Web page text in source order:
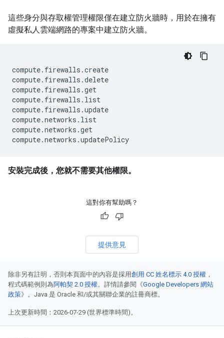
這些身分與存取權管理權限僅在建立防火牆時，用於在擁有
虛擬私人雲端網路的專案中建立防火牆。
compute.firewalls.create
compute.firewalls.delete
compute.firewalls.get
compute.firewalls.list
compute.firewalls.update
compute.networks.list
compute.networks.get
安裝完成後，您就不需要其他權限。
這對你有幫助嗎？
提供意見
除非另有註明，否則本頁面中的內容是採用創用 CC 姓名標示 4.0 授權 ，
程式碼範例則為阿帕契 2.0 授權。詳情請參閱《Google Developers 網站
政策》。Java 是 Oracle 和/或其關聯企業的註冊商標。
上次更新時間：2026-07-29 (世界標準時間)。